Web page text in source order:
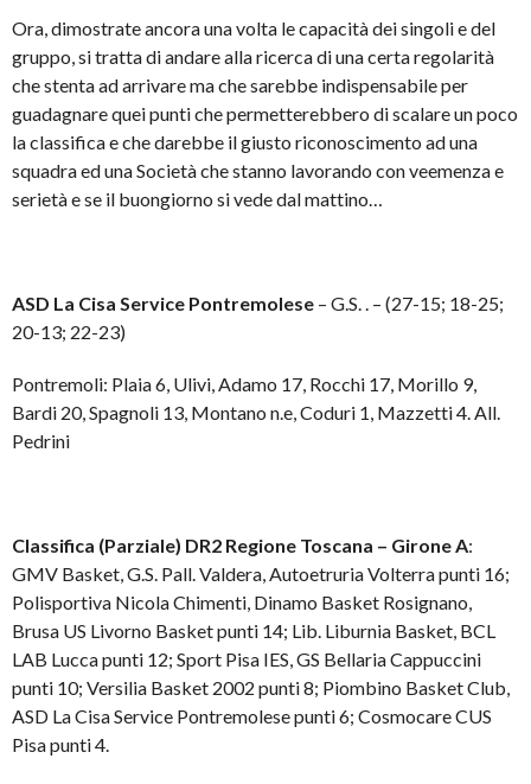
Ora, dimostrate ancora una volta le capacità dei singoli e del
gruppo, si tratta di andare alla ricerca di una certa regolarità
che stenta ad arrivare ma che sarebbe indispensabile per
guadagnare quei punti che permetterebbero di scalare un poco
la classifica e che darebbe il giusto riconoscimento ad una
squadra ed una Società che stanno lavorando con veemenza e
serietà e se il buongiorno si vede dal mattino…
ASD La Cisa Service Pontremolese – G.S. . – (27-15; 18-25;
20-13; 22-23)
Pontremoli: Plaia 6, Ulivi, Adamo 17, Rocchi 17, Morillo 9,
Bardi 20, Spagnoli 13, Montano n.e, Coduri 1, Mazzetti 4. All.
Pedrini
Classifica (Parziale) DR2 Regione Toscana – Girone A:
GMV Basket, G.S. Pall. Valdera, Autoetruria Volterra punti 16;
Polisportiva Nicola Chimenti, Dinamo Basket Rosignano,
Brusa US Livorno Basket punti 14; Lib. Liburnia Basket, BCL
LAB Lucca punti 12; Sport Pisa IES, GS Bellaria Cappuccini
punti 10; Versilia Basket 2002 punti 8; Piombino Basket Club,
ASD La Cisa Service Pontremolese punti 6; Cosmocare CUS
Pisa punti 4.